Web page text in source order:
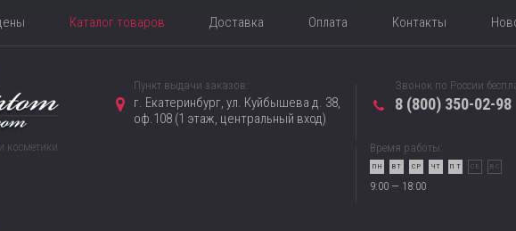
Каталог товаров Доставка Оплата Контакты
Пункт выдачи заказов:
г. Екатеринбург, ул. Куйбышева д. 38,
оф.108 (1 этаж, центральный вход)
Звонок по России
8 (800) 350-02-98
Время работы:
ПН ВТ СР ЧТ ПТ
9:00 — 18:00
СБ ВС